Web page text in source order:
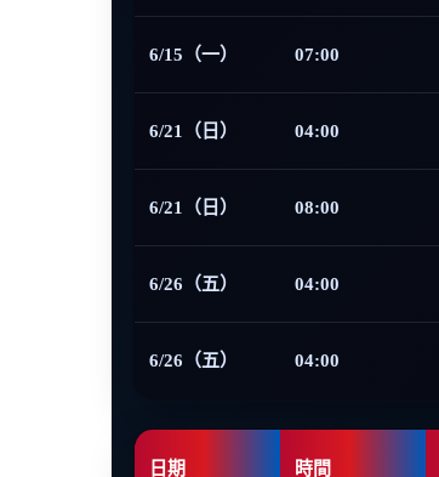
6/15（一） 07:00
6/21（日） 04:00
6/21（日） 08:00
6/26（五） 04:00
6/26（五） 04:00
日期 時間